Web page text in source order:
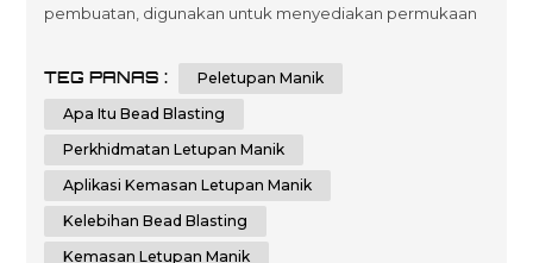
pembuatan, digunakan untuk menyediakan permukaan
komprehensif untuk letupan manik, memperincikan
semua yang anda perlu ketahui untuk mencapai hasil
TEG PANAS :
Peletupan Manik
Apa Itu Bead Blasting
Perkhidmatan Letupan Manik
Aplikasi Kemasan Letupan Manik
Kelebihan Bead Blasting
Kemasan Letupan Manik